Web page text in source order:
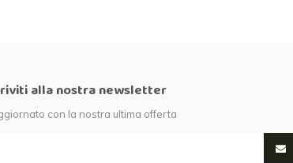
alla nostra newsletter
con la nostra ultima offerta